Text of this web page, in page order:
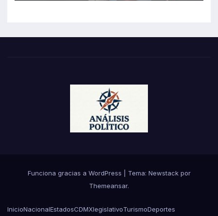
Funciona gracias a WordPress Tema: Newstackpor
Themeansar.
InicioNacionalEstadosCDMXlegislativoTurismoDeportes